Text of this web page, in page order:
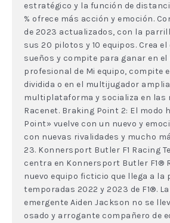
estratégico y la función de
% ofrece más acción y emoción.
de 2023 actualizados, con la
sus 20 pilotos y 10 equipos. Crea el
sueños y compite para ganar en el
profesional de Mi equipo, compite
dividida o en el multijugador
multiplataforma y socializa en las
Racenet. Braking Point 2: El modo
Point» vuelve con un nuevo y
con nuevas rivalidades y mucho
23. Konnersport Butler F1 Racing
centra en Konnersport Butler F1®
nuevo equipo ficticio que llega a la
temporadas 2022 y 2023 de F1®.
emergente Aiden Jackson no se
osado y arrogante compañero de